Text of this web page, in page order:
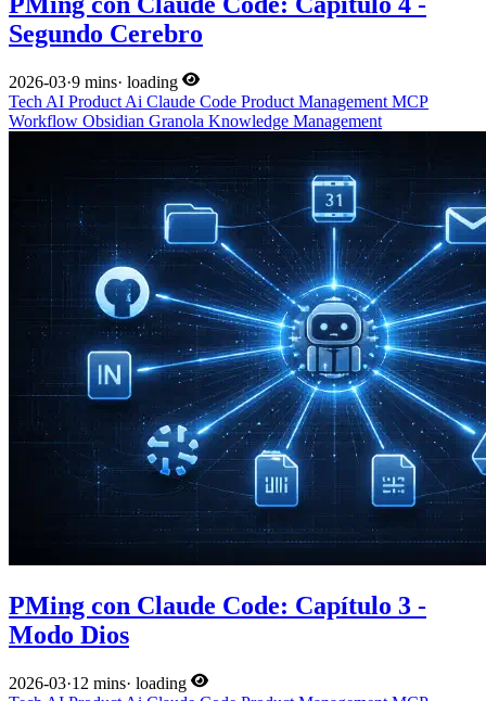
Segundo Cerebro
2026-03·9 mins· loading
Tech AI Product Ai Claude Code Product Management MCP
Workflow Obsidian Granola Knowledge Management
PMing con Claude Code: Capítulo 3 -
Modo Dios
2026-03·12 mins· loading